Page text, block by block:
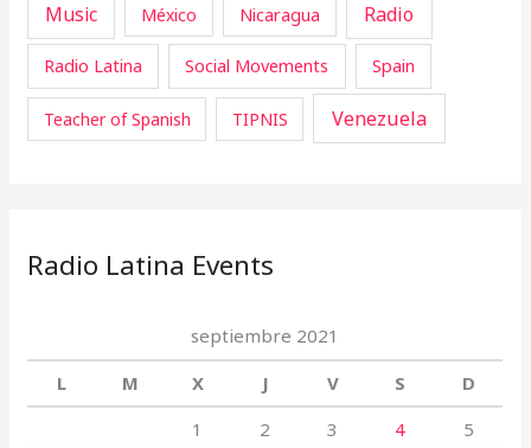
Music México Nicaragua Radio
Radio Latina Social Movements Spain
Teacher of Spanish TIPNIS Venezuela
Radio Latina Events
septiembre 2021
L
M X J V S
D
1
2 3 4
5